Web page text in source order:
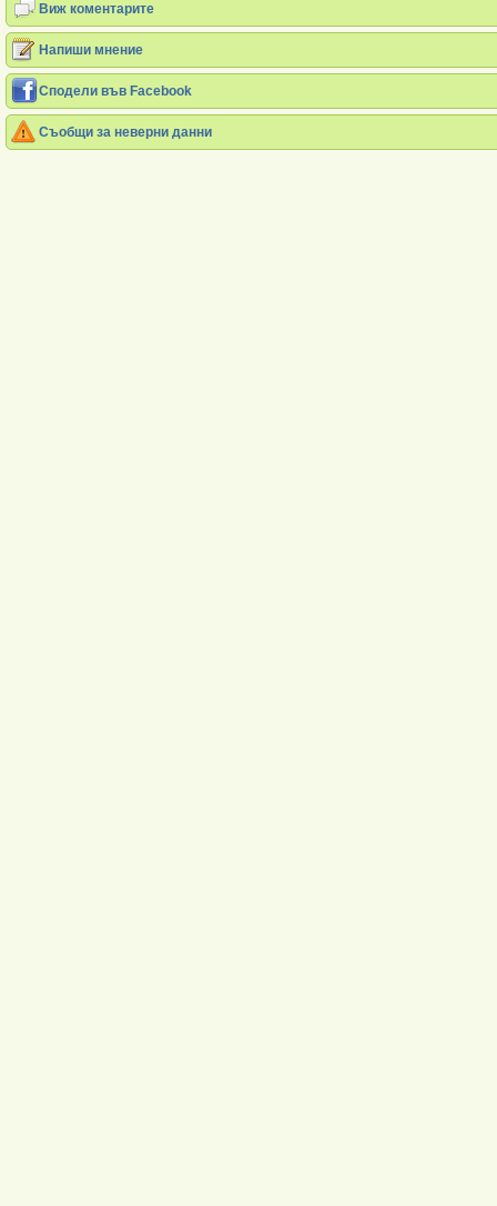
Виж коментарите
Напиши мнение
Сподели във Facebook
Съобщи за неверни данни